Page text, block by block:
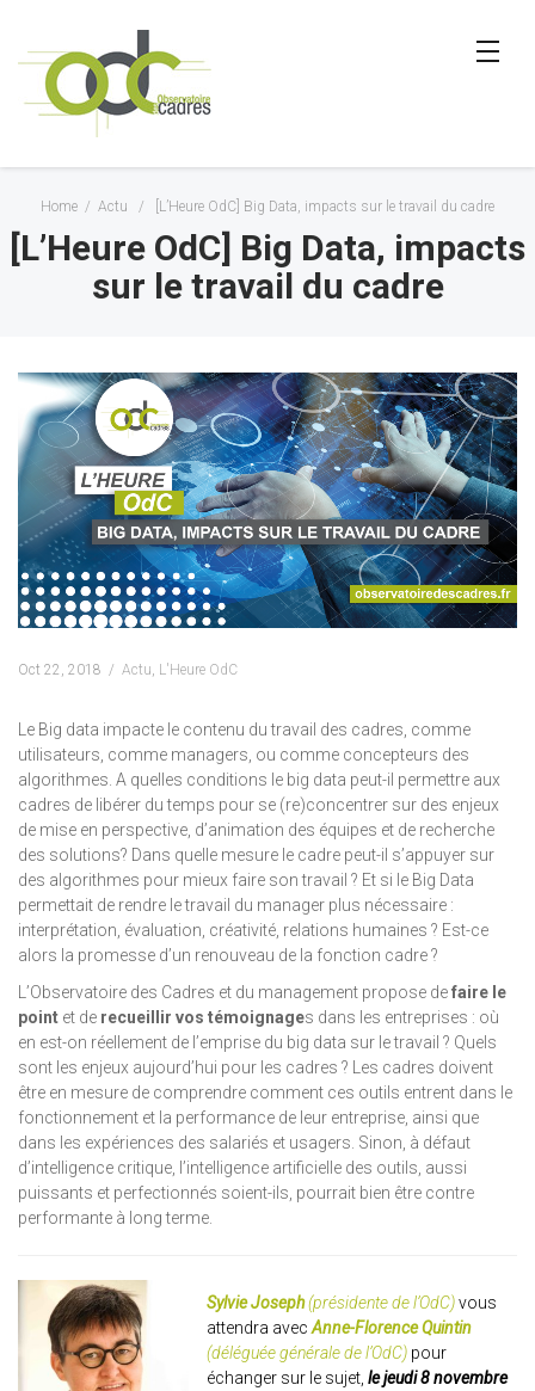
Home / Actu / [L’Heure OdC] Big Data, impacts sur le travail du cadre
[L’Heure OdC] Big Data, impacts
sur le travail du cadre
Oct 22, 2018 Actu, L'Heure OdC
Le Big data impacte le contenu du travail des cadres, comme
utilisateurs, comme managers, ou comme concepteurs des
algorithmes. A quelles conditions le big data peut-il permettre aux
cadres de libérer du temps pour se (re)concentrer sur des enjeux
de mise en perspective, d’animation des équipes et de recherche
des solutions? Dans quelle mesure le cadre peut-il s’appuyer sur
des algorithmes pour mieux faire son travail ? Et si le Big Data
permettait de rendre le travail du manager plus nécessaire :
interprétation, évaluation, créativité, relations humaines ? Est-ce
alors la promesse d’un renouveau de la fonction cadre ?
L’Observatoire des Cadres et du management propose defaire le
point et de recueillir vos témoignages dans les entreprises : où
en est-on réellement de l’emprise du big data sur le travail ? Quels
sont les enjeux aujourd’hui pour les cadres ? Les cadres doivent
être en mesure de comprendre comment ces outils entrent dans le
fonctionnement et la performance de leur entreprise, ainsi que
dans les expériences des salariés et usagers. Sinon, à défaut
d’intelligence critique, l’intelligence artificielle des outils, aussi
puissants et perfectionnés soient-ils, pourrait bien être contre
performante à long terme.
Sylvie Joseph(présidente de l’OdC)vous
attendra avecAnne-Florence Quintin
(déléguée générale de l’OdC) pour
échanger sur le sujet, le jeudi 8 novembre